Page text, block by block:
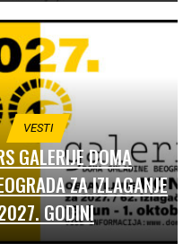
VESTI
GALERIJE DOMA
ZA IZLAGANJE
GODINI